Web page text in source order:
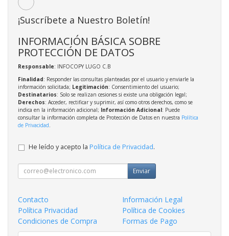
¡Suscríbete a Nuestro Boletín!
INFORMACIÓN BÁSICA SOBRE
PROTECCIÓN DE DATOS
Responsable: INFOCOPY LUGO C.B
Finalidad: Responder las consultas planteadas por el usuario y enviarle la
información solicitada; Legitimación: Consentimiento del usuario;
Destinatarios: Solo se realizan cesiones si existe una obligación legal;
Derechos: Acceder, rectificar y suprimir, así como otros derechos, como se
indica en la información adicional; Información Adicional: Puede
consultar la información completa de Protección de Datos en nuestra Política
de Privacidad
He leído y acepto la Política de Privacidad.
Enviar
Contacto
Información Legal
Política Privacidad
Política de Cookies
Condiciones de Compra
Formas de Pago